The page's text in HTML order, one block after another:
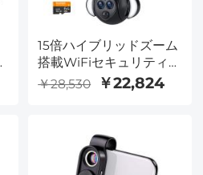
15倍ハイブリッドズーム
搭載WiFiセキュリティカ
メラ、トリプルレンズ、
能、Kentfaith
￥28,530 ￥22,824